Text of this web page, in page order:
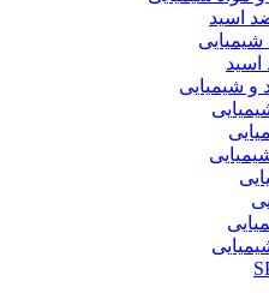
اسید
اسید
و شیمیایی